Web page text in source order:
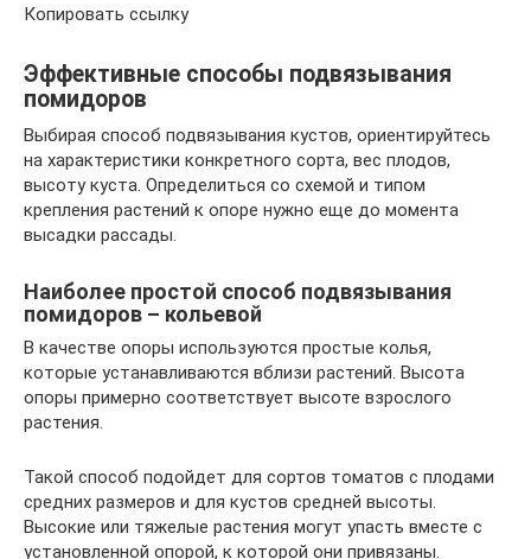
Копировать ссылку
Эффективные способы подвязывания
помидоров
Выбирая способ подвязывания кустов, ориентируйтесь
на характеристики конкретного сорта, вес плодов,
высоту куста. Определиться со схемой и типом
крепления растений к опоре нужно еще до момента
высадки рассады.
Наиболее простой способ подвязывания
помидоров – кольевой
В качестве опоры используются простые колья,
которые устанавливаются вблизи растений. Высота
опоры примерно соответствует высоте взрослого
растения.
Такой способ подойдет для сортов томатов с плодами
средних размеров и для кустов средней высоты.
Высокие или тяжелые растения могут упасть вместе с
установленной опорой, к которой они привязаны.